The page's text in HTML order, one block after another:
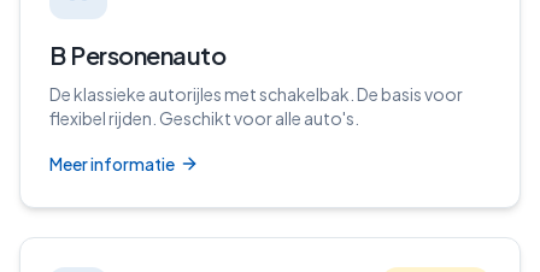
B Personenauto
De klassieke autorijles met schakelbak. De basis voor
flexibel rijden. Geschikt voor alle auto's.
Meer informatie